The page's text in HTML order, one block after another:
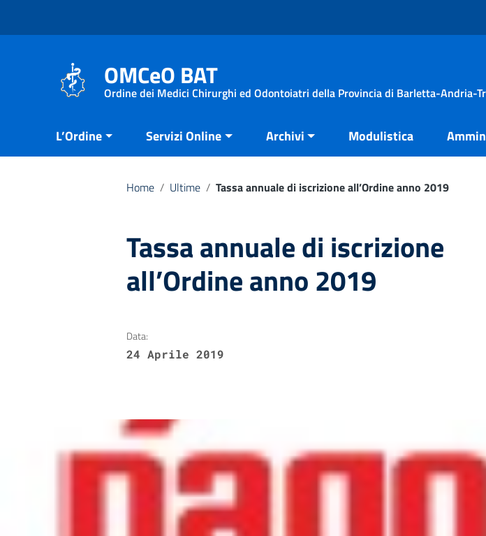
OMCeO BAT
Ordine dei Medici Chirurghi ed Odontoiatri della Provincia di Barletta-Andria-
L’Ordine Servizi Online Archivi Modulistica
Home / Ultime / Tassa annuale di iscrizione all’Ordine anno 2019
Tassa annuale di iscrizione
all’Ordine anno 2019
Data:
24 Aprile 2019